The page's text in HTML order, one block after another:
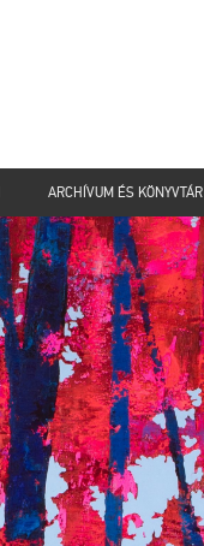
ARCHÍVUM ÉS KÖNYVTÁR